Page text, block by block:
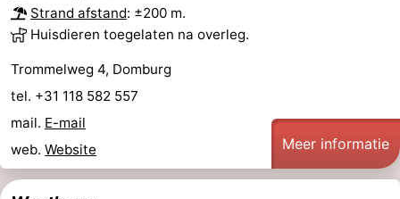
Musea
-
Monumenten
Molens
-
Vuurtorens
Strand afstand: ±200 m.
Huisdieren toegelaten na overleg.
Trommelweg 4, Domburg
tel. +31 118 582 557
mail. E-mail
web. Website Meer informatie